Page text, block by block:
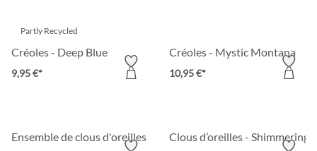
Partly Recycled
Créoles - Deep Blue
9,95 €*
Créoles - Mystic Montana
10,95 €*
Ensemble de clous d'oreilles - Candy GlamClous d’oreilles - Shimmering